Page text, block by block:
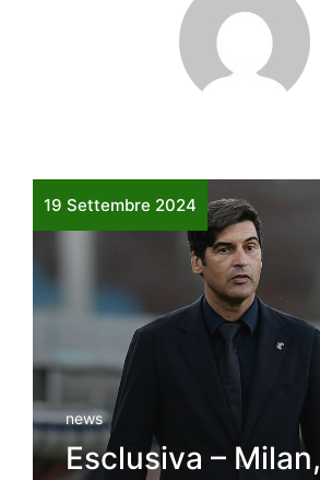
19 Settembre 2024
news
Esclusiva – Milan,